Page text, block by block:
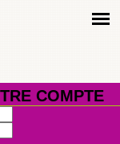
COMPTE